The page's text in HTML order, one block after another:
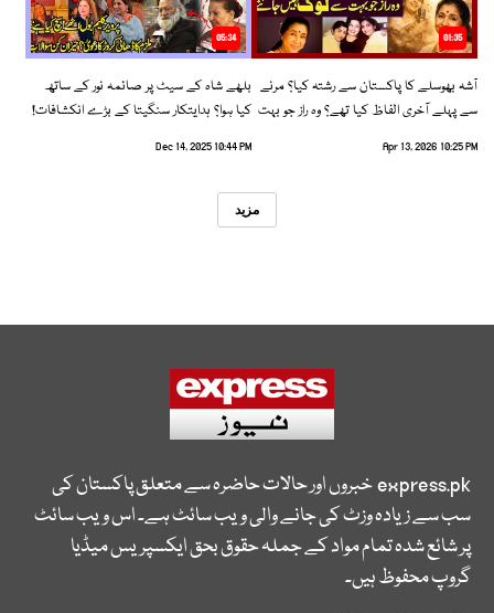
01:35
آشہ بھوسلے کا پاکستان سے رشتہ کیا؟ مرنے
سے پہلے آخری الفاظ کیا تھے؟ وہ راز جو بہت
Apr 13, 2026 10:25 PM
05:34
بلھے شاہ کے سیٹ پر صائمہ نور کے ساتھ
کیا ہوا؟ ہدایتکار سنگیتا کے بڑے انکشافات!
Dec 14, 2025 10:44 PM
مزید
express.pkخبروں اور حالات حاضرہ سے متعلق پاکستان کی
سب سے زیادہ وزٹ کی جانے والی ویب سائٹ ہے۔ اس ویب سائٹ
پر شائع شدہ تمام مواد کے جملہ حقوق بحق ایکسپریس میڈیا
گروپ محفوظ ہیں۔